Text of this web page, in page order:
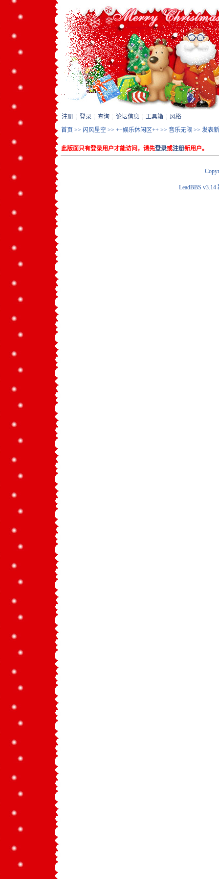
注册 登录 查询 论坛信息 工具箱
风格
首页 >> 闪风星空 >> ++娱乐休闲区++ >> 音乐无限 >> 发表
此版面只有登录用户才能访问，请先登录或注册新用户。
LeadBBS v3.14